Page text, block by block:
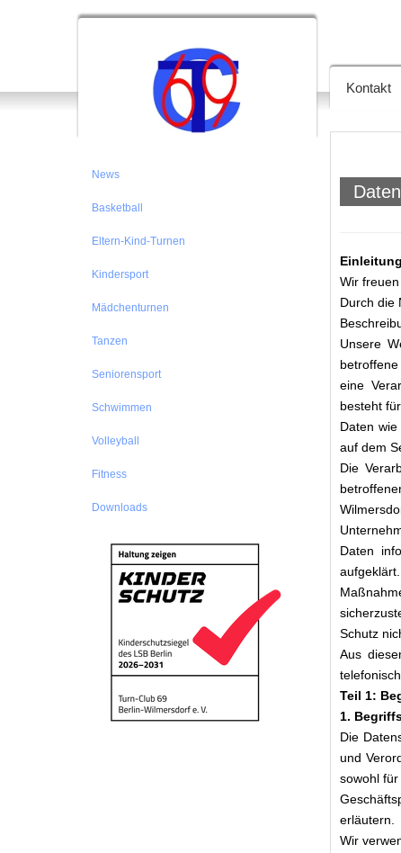
News
Basketball
Eltern-Kind-Turnen
Kindersport
Mädchenturnen
Tanzen
Seniorensport
Schwimmen
Volleyball
Fitness
Downloads
Kontakt
Einleitung
Wir
Durch die
Unsere
eine
besteht
Daten
auf dem
Die
Daten
Schutz
Aus
Teil 1:
1.
Die
und
sowohl
erläutern.
Wir